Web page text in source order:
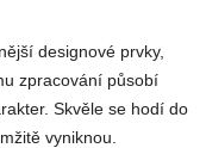
designové prvky,
zpracování působí
Skvěle se hodí do
vyniknou.